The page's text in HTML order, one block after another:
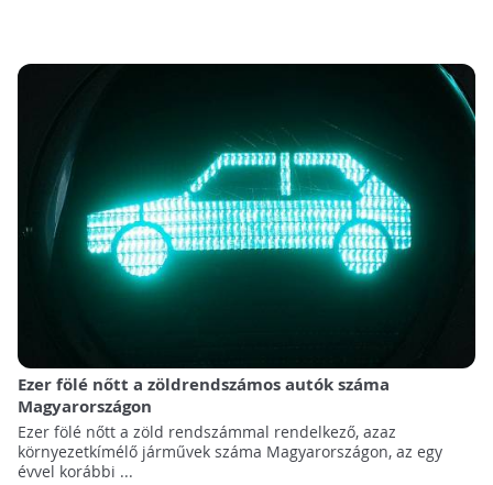
Ezer fölé nőtt a zöldrendszámos autók száma
Magyarországon
Ezer fölé nőtt a zöld rendszámmal rendelkező, azaz
környezetkímélő járművek száma Magyarországon, az egy
évvel korábbi ...